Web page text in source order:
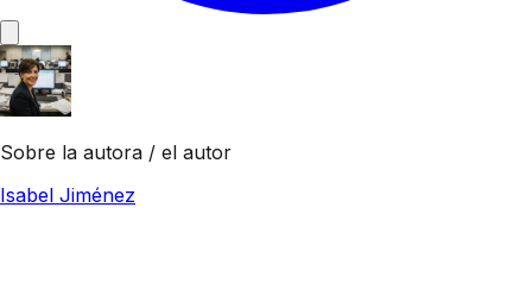
Sobre la autora / el autor
Isabel Jiménez